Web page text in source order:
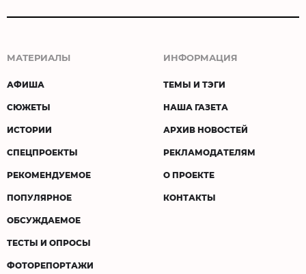
МАТЕРИАЛЫ
АФИША
СЮЖЕТЫ
ИСТОРИИ
СПЕЦПРОЕКТЫ
РЕКОМЕНДУЕМОЕ
ПОПУЛЯРНОЕ
ОБСУЖДАЕМОЕ
ТЕСТЫ И ОПРОСЫ
ФОТОРЕПОРТАЖИ
ИНФОРМАЦИЯ
ТЕМЫ И ТЭГИ
НАША ГАЗЕТА
АРХИВ НОВОСТЕЙ
РЕКЛАМОДАТЕЛЯМ
О ПРОЕКТЕ
КОНТАКТЫ